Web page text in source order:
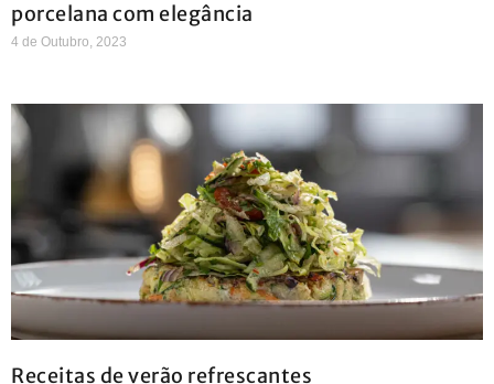
porcelana com elegância
4 de Outubro, 2023
Receitas de verão refrescantes